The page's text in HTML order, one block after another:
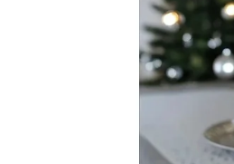
DOPORUČUJEME